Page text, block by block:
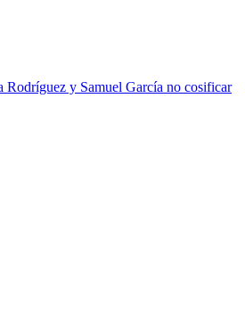
Rodríguez y Samuel García no cosificar